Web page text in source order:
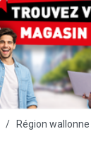
Région wallonne